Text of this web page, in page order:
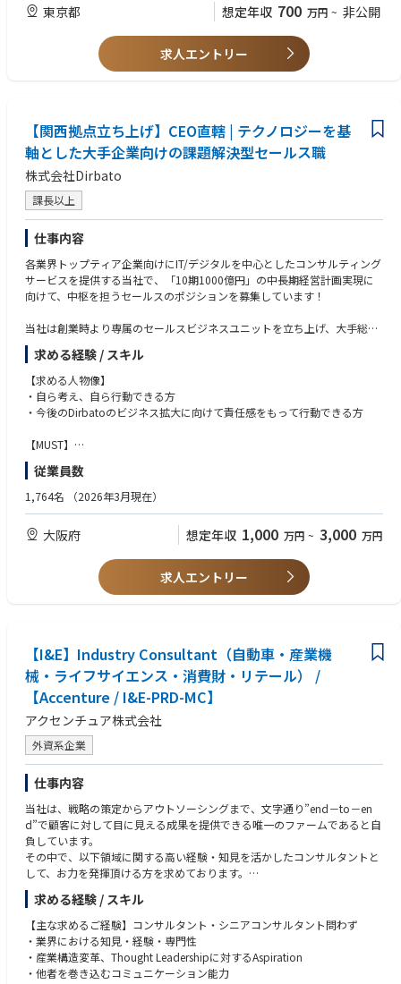
ーが、データ活用支援（分析支援、基盤構築支援、組織作り支援、育成支
援、ガバナンス構築支援など）と自社プロダクトの開発・提供を行ってお
ります。社内にはAI・データ分析組織をゼロから立ち上げてきたメンバー
や、高度なデータ分析技術を用いて大きな価値を生み出すAI・機械学習モ
デルの開発を行ってきたメンバー、多数のユーザーに利用されている有名
クトが評価され日本経済新聞「活躍が期待されるAIスタートアップ」に選
定されました。
＜魅力ポイント＞
◤プロジェクトの魅力◢
・ビジネスインパクトの大きい分析案件に携われる
・プロフィットセンターとしてのデータ分析部門で、事業価値に直結する
成果を出せる
・強いコネクションと高難度な課題解決に取り組める
◤組織とカルチャー◢
ョンが特徴
・全社定例・部門横断の情報共有や交流会によりオープンな連携環境
・社内イベント（スポーツ大会・屋形船・シアター会など）で活発なチー
ム文化
・外国籍の方も多く働く環境のため、英語を使用する社内会議の実施。
・東京大学との共同研究・輪読会、社内技術勉強会を定期開催
・書籍・資格・セミナー・カンファレンス参加など、自由度の高い研鑽費
用補助制度
・固定学習プラットフォームに縛られず、目的に応じた柔軟な学びが可能
・全社員にChatGPTアカウントを付与し、生成AI活用を推進
・最新技術への取り組みと、自社プロダクト開発にも関与可能
・ハイブリッド／リモート勤務可、休暇制度は大手企業水準
・スポーツ手当や社内交流補助など、健康・コミュニケーションの両面を
・通勤交通費・出張・研修旅費などの各種手当、住宅・育児サポートも充
実
ます。
の増強に加え、新規サービスの拡充を加速させるフェーズにきています。
ており、「行動変容を起こす、クリエイティブなコミュニケーションを創
りだす」というミッションのもと、社内制作部門として関連部署と連携し
ながら、競争優位性のあるコミュニケーション開発力とサービスの安定供
給を実現する役割りを担っています。
【業務内容】
社内開発チームにはクリエイティブの他、戦略立案するコミュニケーショ
ンディベロップメント（ComDev）やDXチームがあり、事業成長目的の新
規サービス開発や自治体からの要望を受けて関連部署と協力し、意図や目
的に合わせて、独創性のあるコミュニケーション・コンセプトやアイディ
アを作成し、プロジェクトをリードします。
社内デザイナーや外部コラボレーション先へのディレクションと、ブリー
フから最終的なアウトプットまで、クリエイティブの成果物を牽引しま
す。
・自治体向けコミュニケーションの企画・開発（キーコピーやキービジュ
アル、撮影ディレクション、社外プロジェクトマネジメント）
・サービスサイト、LP、各種バナーなどのWebプロモーションの企画・開
発
・社内外制作業務における進行管理、社内外の協業先との各種コミュニケ
・Communication Designチームのマネジメント
・（校正チームのコピーライティングスキル向上を目的としたディレクシ
ョン）
■業務事例：https://prtimes.jp/main/html/rd/p/000000048.000015303.
html
【キャンサースキャンでACDとして働く魅力】
・クリエイティブスキルを社会課題にダイレクトに活かせる
・自身の企画を社会実装する前に、小規模パイロット等でテストできる機
・他部門との連携を円滑にできる方
・クリエイティブの力で社会を良くしたい/貢献したいという熱い想いを
持っている方
・新しい知識を吸収し、学びへの意欲と向上心がある方
・成長を続ける組織で、共にチームと仕組みを作ることにやりがいを感じ
る方
・マネジメントが好きでメンバーに向き合ってくれる方
・チームワークを大事にし、周囲の人たちに対して貢献しようとするホス
ピタリティを持っている方
東京都 想定年収 700 万円 ~ 非公開
求人エントリー
【関西拠点立ち上げ】CEO直轄 | テクノロジーを基
軸とした大手企業向けの課題解決型セールス職
株式会社Dirbato
課長以上
仕事内容
各業界トップティア企業向けにIT/デジタルを中心としたコンサルティング
サービスを提供する当社で、「10期1000億円」の中長期経営計画実現に
向けて、中枢を担うセールスのポジションを募集しています！
当社は創業時より専属のセールスビジネスユニットを立ち上げ、大手総合
コンサルファームのトップセールス4名を中心に営業戦略立案～実行まで
を実行することで、急成長する当社事業を牽引してきました。関西支社立
ち上げのフェーズにおいて、当事業における収益の最大化、スピード感を
持ち成長を図るべく、新たに参画いただけるメンバーを募集しています。
が、参画頂くメンバーには戦略立案～実行までフルプロセスをサポート致
共に成長をしたい、キャリアを形成したい、新たなチャレンジをされたい
という方のご応募、お待ちしております。
【こんな仕事をしていただきます】
・大手クライアントへのアプローチ、課題ヒアリングを基に、テクノロジ
・クライアントの価値向上に繋がる実行フェーズまでのご提案をしていた
だき、真の課題解決に関わることができます。
【得られる経験／スキル】
・単なる営業の経験ではなく、コンサルティングの営業を通してどこの業
界、どんな商材にも通ずる市場価値の高いスキルを身に付けることができ
ます。
・圧倒的な裁量権をもとに、大企業にはないスピード感で成長することが
できます。
【中長期のキャリアパス】
・次世代の会社を担う営業統括責任者
・新規事業立上げ責任者
・グループ会社CxO
求める経験 / スキル
【求める人物像】
・自ら考え、自ら行動できる方
・今後のDirbatoのビジネス拡大に向けて責任感をもって行動できる方
【MUST】
・四年制大学・大学院卒業(文系・理系問わず)
・営業実務経験5年以上
・現職以前において、一定以上の成果を上げられた方
【WANT】
・IT業界経験
・配下のマネジメント経験
・大手企業をクライアントとする法人営業経験
従業員数
1,764名 （2026年3月現在）
大阪府 想定年収 1,000 万円 ~ 3,000 万円
求人エントリー
【I&E】Industry Consultant（自動車・産業機
械・ライフサイエンス・消費財・リテール） /
【Accenture / I&E-PRD-MC】
アクセンチュア株式会社
外資系企業
仕事内容
当社は、戦略の策定からアウトソーシングまで、文字通り”end－to－en
d”で顧客に対して目に見える成果を提供できる唯一のファームであると自
負しています。
その中で、以下領域に関する高い経験・知見を活かしたコンサルタントと
して、お力を発揮頂ける方を求めております。
①自動車
②産業機械
③ライフサイエンス
④リテール
⑤消費財・サービス
求める経験 / スキル
【主な求めるご経験】コンサルタント・シニアコンサルタント問わず
・業界における知見・経験・専門性
・産業構造変革、Thought Leadershipに対するAspiration
・他者を巻き込むコミュニケーション能力